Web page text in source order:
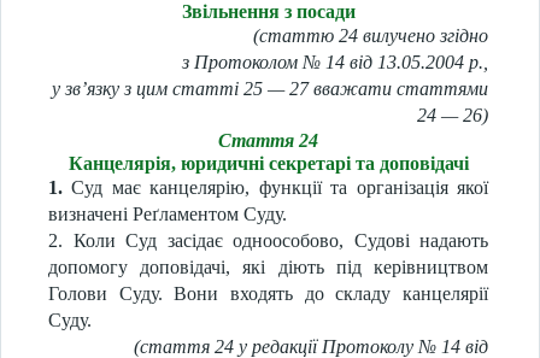
Звільнення з посади
(статтю 24 вилучено згідно
з Протоколом № 14 від 13.05.2004 р.,
у зв’язку з цим статті 25 — 27 вважати статтями
24 — 26)
Стаття 24
Канцелярія, юридичні секретарі та доповідачі
1. Суд має канцелярію, функції та організація якої
визначені Реґламентом Суду.
2. Коли Суд засідає одноособово, Судові надають
допомогу доповідачі, які діють під керівництвом
Голови Суду. Вони входять до складу канцелярії
Суду.
(стаття 24 у редакції Протоколу № 14 від